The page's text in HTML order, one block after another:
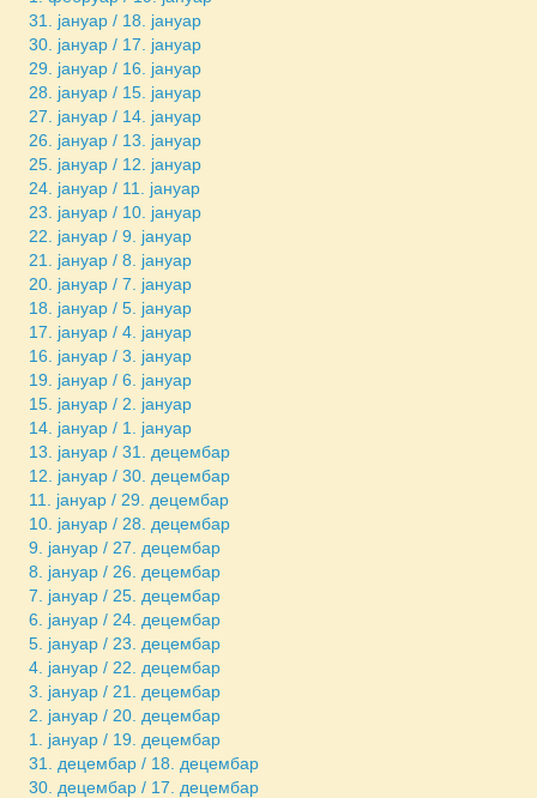
31. јануар / 18. јануар
30. јануар / 17. јануар
29. јануар / 16. јануар
28. јануар / 15. јануар
27. јануар / 14. јануар
26. јануар / 13. јануар
25. јануар / 12. јануар
24. јануар / 11. јануар
23. јануар / 10. јануар
22. јануар / 9. јануар
21. јануар / 8. јануар
20. јануар / 7. јануар
18. јануар / 5. јануар
17. јануар / 4. јануар
16. јануар / 3. јануар
19. јануар / 6. јануар
15. јануар / 2. јануар
14. јануар / 1. јануар
13. јануар / 31. децембар
12. јануар / 30. децембар
11. јануар / 29. децембар
10. јануар / 28. децембар
9. јануар / 27. децембар
8. јануар / 26. децембар
7. јануар / 25. децембар
6. јануар / 24. децембар
5. јануар / 23. децембар
4. јануар / 22. децембар
3. јануар / 21. децембар
2. јануар / 20. децембар
1. јануар / 19. децембар
31. децембар / 18. децембар
30. децембар / 17. децембар